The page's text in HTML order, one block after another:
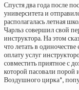
Спустя два года после
университета и
располагалась летная
Чарльз совершил свой
инструктора. На этом
что летать в
оплату услуг
совместить приятное с
которой пасовали порой
Воздушного цирка*,